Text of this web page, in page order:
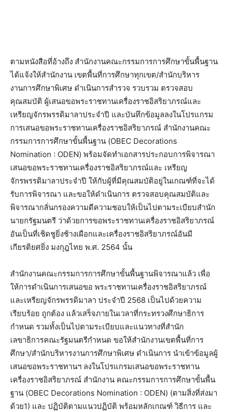
ตามหนังสือที่อ้างถึง สำนักงานคณะกรรมการการศึกษาขั้นพื้นฐาน
ได้แจ้งให้สำนักงาน เขตพื้นที่การศึกษาทุกเขต/สำนักบริหาร
งานการศึกษาพิเศษ ดำเนินการสำรวจ รวบรวม ตรวจสอบ
คุณสมบัติ ผู้เสนอขอพระราชทานเครื่องราชอิสริยาภรณ์และ
เหรียญจักรพรรดิมาลาประจำปี และบันทึกข้อมูลลงในโปรแกรม
การเสนอขอพระราชทานเครื่องราชอิสริยาภรณ์ สำนักงานคณะ
กรรมการการศึกษาขั้นพื้นฐาน (OBEC Decorations
Nomination : ODEN) พร้อมจัดทำเอกสารประกอบการพิจารณา
เสนอขอพระราชทานเครื่องราชอิสริยาภรณ์และ เหรียญ
จักรพรรดิมาลาประจำปี ให้กับผู้ที่มีคุณสมบัติอยู่ในเกณฑ์ที่จะได้
รับการพิจารณา และขอให้ดำเนินการ ตรวจสอบคุณสมบัติและ
พิจารณากลั่นกรองความดีความชอบให้เป็นไปตามระเบียบสำนัก
นายกรัฐมนตรี ว่าด้วยการขอพระราชทานเครื่องราชอิสริยาภรณ์
อันเป็นที่เชิดชูยิ่งช้างเผือกและเครื่องราชอิสริยาภรณ์อันมี
เกียรติยศยิ่ง มงกุฎไทย พ.ศ. 2564 นั้น
สำนักงานคณะกรรมการการศึกษาขั้นพื้นฐานพิจารณาแล้ว เพื่อ
ให้การดำเนินการเสนอขอ พระราชทานเครื่องราชอิสริยาภรณ์
และเหรียญจักรพรรดิมาลา ประจำปี 2568 เป็นไปด้วยความ
เรียบร้อย ถูกต้อง แล้วเสร็จภายในเวลาที่กระทรวงศึกษาธิการ
กำหนด รวมทั้งเป็นไปตามระเบียบและแนวทางที่สำนัก
เลขาธิการคณะรัฐมนตรีกำหนด ขอให้สำนักงานเขตพื้นที่การ
ศึกษา/สำนักบริหารงานการศึกษาพิเศษ ดำเนินการ นำเข้าข้อมูลผู้
เสนอขอพระราชทานฯ ลงในโปรแกรมเสนอขอพระราชทาน
เครื่องราชอิสริยาภรณ์ สำนักงาน คณะกรรมการการศึกษาขั้นพื้น
ฐาน (OBEC Decorations Nomination : ODEN) (ตามสิ่งที่ส่งมา
ด้วย1) และ ปฏิบัติตามแนวปฏิบัติ พร้อมหลักเกณฑ์ วิธีการ และ